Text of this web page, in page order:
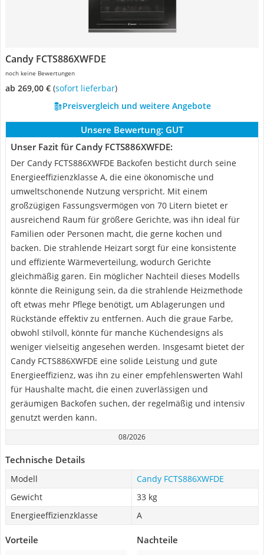
Candy FCTS886XWFDE
noch keine Bewertungen
ab 269,00 € ( Sofort lieferbar)
Preisvergleich und weitere Angebote
Unsere Bewertung: GUT
Unser Fazit für Candy FCTS886XWFDE:
Der Candy FCTS886XWFDE Backofen besticht durch seine
Energieeffizienzklasse A, die eine ökonomische und
umweltschonende Nutzung verspricht. Mit einem
großzügigen Fassungsvermögen von 70 Litern bietet er
ausreichend Raum für größere Gerichte, was ihn ideal für
Familien oder Personen macht, die gerne kochen und
backen. Die strahlende Heizart sorgt für eine konsistente
und effiziente Wärmeverteilung, wodurch Gerichte
gleichmäßig garen. Ein möglicher Nachteil dieses Modells
könnte die Reinigung sein, da die strahlende Heizmethode
oft etwas mehr Pflege benötigt, um Ablagerungen und
Rückstände effektiv zu entfernen. Auch die graue Farbe,
obwohl stilvoll, könnte für manche Küchendesigns als
weniger vielseitig angesehen werden. Insgesamt bietet der
Candy FCTS886XWFDE eine solide Leistung und gute
Energieeffizienz, was ihn zu einer empfehlenswerten Wahl
für Haushalte macht, die einen zuverlässigen und
geräumigen Backofen suchen, der regelmäßig und intensiv
genutzt werden kann.
08/2026
Technische Details
Modell
Candy FCTS886XWFDE
Gewicht
33 kg
Energieeffizienzklasse
A
Vorteile Nachteile